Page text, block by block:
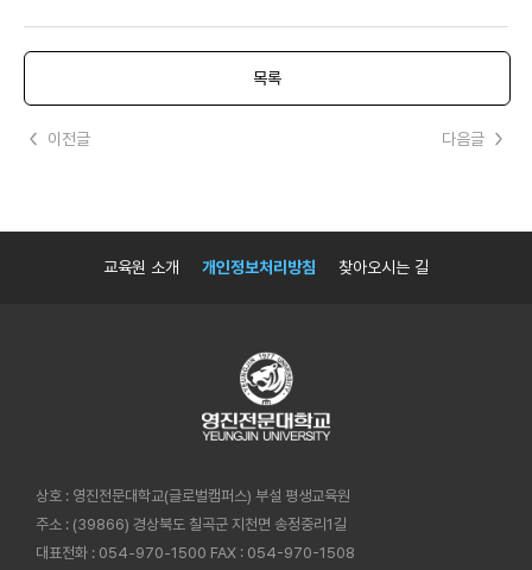
목록
이전글 다음글
교육원 소개 개인정보처리방침 찾아오시는 길
상호 : 영진전문대학교(글로벌캠퍼스) 부설 평생교육원
주소 : (39866) 경상북도 칠곡군 지천면 송정중리1길
대표전화 : 054-970-1500 FAX : 054-970-1508